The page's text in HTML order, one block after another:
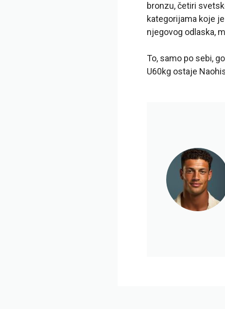
bronzu, četiri
kategorijama koje
njegovog odlaska,
To, samo po sebi,
U60kg ostaje